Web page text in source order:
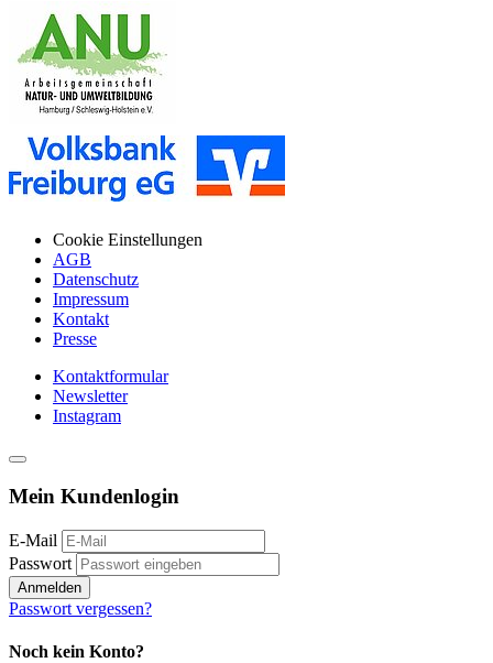
Cookie Einstellungen
AGB
Datenschutz
Impressum
Kontakt
Presse
Kontaktformular
Newsletter
Instagram
Mein Kundenlogin
E-Mail
Passwort
Anmelden
Passwort vergessen?
Noch kein Konto?